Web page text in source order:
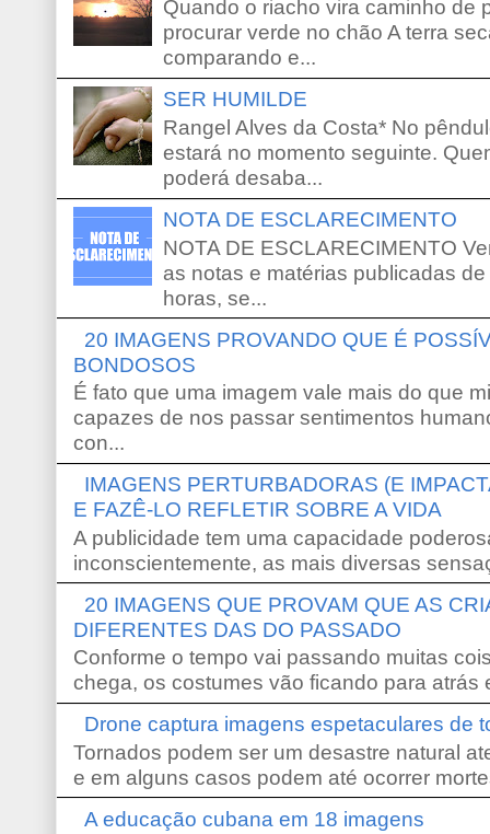
Quando o riacho vira caminho de
procurar verde no chão A terra
comparando e...
SER HUMILDE
Rangel Alves da Costa* No
estará no momento seguinte.
poderá desaba...
NOTA DE ESCLARECIMENTO
NOTA DE ESCLARECIMENTO
as notas e matérias publicadas
horas, se...
20 IMAGENS PROVANDO QUE É
BONDOSOS
É fato que uma imagem vale mais do que
capazes de nos passar sentimentos
con...
IMAGENS PERTURBADORAS (E
E FAZÊ-LO REFLETIR SOBRE A VIDA
A publicidade tem uma capacidade
inconscientemente, as mais diversas
20 IMAGENS QUE PROVAM QUE AS
DIFERENTES DAS DO PASSADO
Conforme o tempo vai passando muitas
chega, os costumes vão ficando para atrás
Drone captura imagens espetaculares de
Tornados podem ser um desastre natural
e em alguns casos podem até ocorrer
A educação cubana em 18 imagens